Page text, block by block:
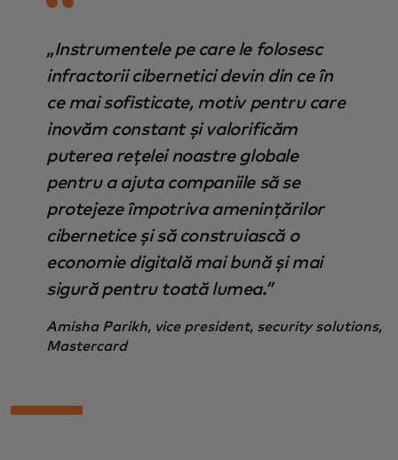
„Instrumentele pe care le folosesc
infractorii cibernetici devin din ce în
ce mai sofisticate, motiv pentru care
inovăm constant și valorificăm
puterea rețelei noastre globale
pentru a ajuta companiile să se
protejeze împotriva amenințărilor
cibernetice și să construiască o
economie digitală mai bună și mai
sigură pentru toată lumea.”
Amisha Parikh, vice president, security solutions,
Mastercard